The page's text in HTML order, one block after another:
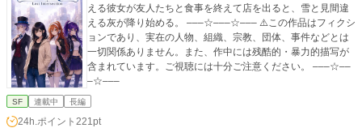
える彼女が友人たちと食事を終えて店を出ると、雪と見間違
える灰が降り始める。 –––☆–––☆––– ⚠️この作品はフィクシ
ョンであり、実在の人物、組織、宗教、団体、事件などとは
一切関係ありません。また、作中には残酷的・暴力的描写が
含まれています。ご視聴には十分ご注意ください。 –––☆––
–☆–––
SF 連載中 長編
24h.ポイント 221pt